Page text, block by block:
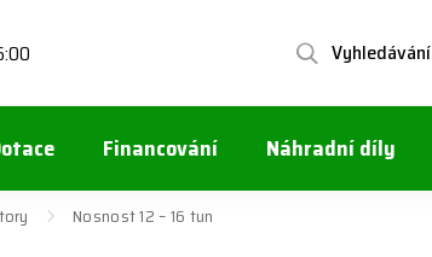
Vyhledávání
Financování Náhradní díly
Nosnost 12 – 16 tun